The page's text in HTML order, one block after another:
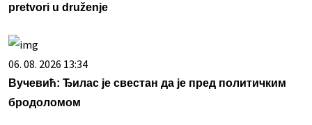
pretvori u druženje
06. 08. 2026 13:34
Вучевић: Ђилас је свестан да је пред политичким
бродоломом